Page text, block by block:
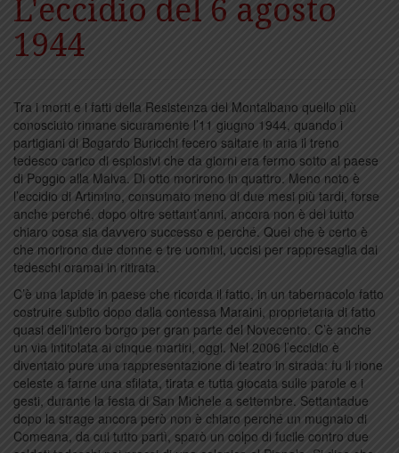
L'eccidio del 6 agosto
1944
Tra i morti e i fatti della Resistenza del Montalbano quello più
conosciuto rimane sicuramente l’11 giugno 1944, quando i
partigiani di Bogardo Buricchi fecero saltare in aria il treno
tedesco carico di esplosivi che da giorni era fermo sotto al paese
di Poggio alla Malva. Di otto morirono in quattro. Meno noto è
l’eccidio di Artimino, consumato meno di due mesi più tardi, forse
anche perché, dopo oltre settant’anni, ancora non è del tutto
chiaro cosa sia davvero successo e perché. Quel che è certo è
che morirono due donne e tre uomini, uccisi per rappresaglia dai
tedeschi oramai in ritirata.
C’è una lapide in paese che ricorda il fatto, in un tabernacolo fatto
costruire subito dopo dalla contessa Maraini, proprietaria di fatto
quasi dell’intero borgo per gran parte del Novecento. C’è anche
un via intitolata ai cinque martiri, oggi. Nel 2006 l’eccidio è
diventato pure una rappresentazione di teatro in strada: fu il rione
celeste a farne una sfilata, tirata e tutta giocata sulle parole e i
gesti, durante la festa di San Michele a settembre. Settantadue
dopo la strage ancora però non è chiaro perché un mugnaio di
Comeana, da cui tutto partì, sparò un colpo di fucile contro due